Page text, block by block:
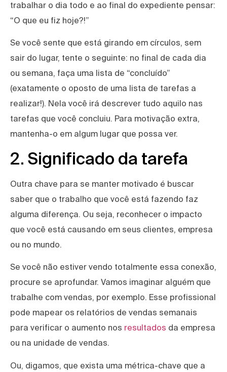
trabalhar o dia todo e ao final do expediente pensar:
“O que eu fiz hoje?!”
Se você sente que está girando em círculos, sem
sair do lugar, tente o seguinte: no final de cada dia
ou semana, faça uma lista de “concluído”
(exatamente o oposto de uma lista de tarefas a
realizar!). Nela você irá descrever tudo aquilo nas
tarefas que você concluiu. Para motivação extra,
mantenha-o em algum lugar que possa ver.
2. Significado da tarefa
Outra chave para se manter motivado é buscar
saber que o trabalho que você está fazendo faz
alguma diferença. Ou seja, reconhecer o impacto
que você está causando em seus clientes, empresa
ou no mundo.
Se você não estiver vendo totalmente essa conexão,
procure se aprofundar. Vamos imaginar alguém que
trabalhe com vendas, por exemplo. Esse profissional
pode mapear os relatórios de vendas semanais
para verificar o aumento nos resultados da empresa
ou na unidade de vendas.
Ou, digamos, que exista uma métrica-chave que a